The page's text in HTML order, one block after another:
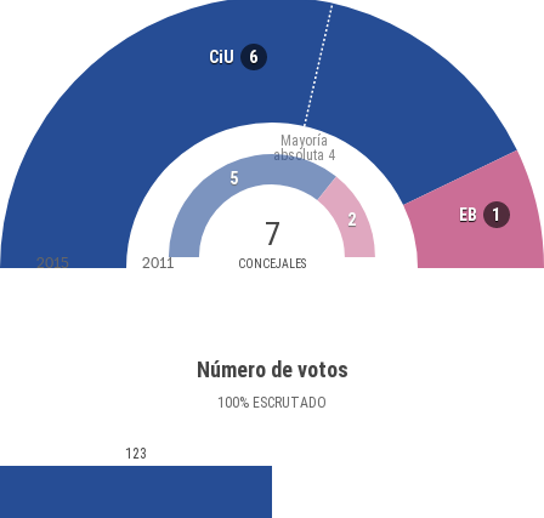
CiU 6
EB 1
7
CONCEJALES
Mayoría
absoluta 4
5
2
2015 2011
Número de votos
100% ESCRUTADO
123